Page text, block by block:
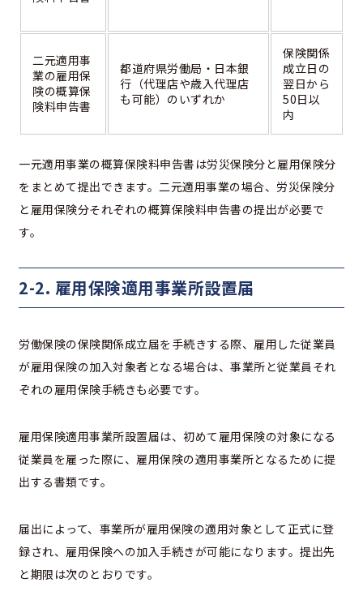
二元適用事
業の雇用保
険の概算保
険料申告書
都道府県労働局・日本銀
行（代理店や歳入代理店
も可能）のいずれか
保険関係
成立日の
翌日から
50日以
内
一元適用事業の概算保険料申告書は労災保険分と雇用保険分
をまとめて提出できます。二元適用事業の場合、労災保険分
と雇用保険分それぞれの概算保険料申告書の提出が必要で
す。
2-2. 雇用保険適用事業所設置届
労働保険の保険関係成立届を手続きする際、雇用した従業員
が雇用保険の加入対象者となる場合は、事業所と従業員それ
ぞれの雇用保険手続きも必要です。
雇用保険適用事業所設置届は、初めて雇用保険の対象になる
従業員を雇った際に、雇用保険の適用事業所となるために提
出する書類です。
届出によって、事業所が雇用保険の適用対象として正式に登
録され、雇用保険への加入手続きが可能になります。提出先
と期限は次のとおりです。